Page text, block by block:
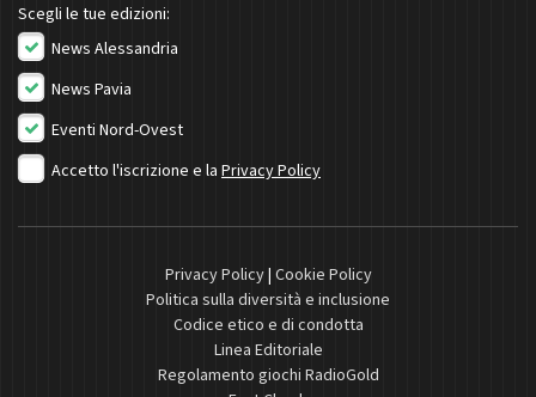
Scegli le tue edizioni:
News Alessandria
News Pavia
Eventi Nord-Ovest
Accetto l'iscrizione e la Privacy Policy
Privacy Policy| Cookie Policy
Politica sulla diversità e inclusione
Codice etico e di condotta
Linea Editoriale
Regolamento giochi RadioGold